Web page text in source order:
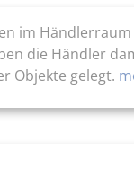
im
die Händler
Objekte gelegt.